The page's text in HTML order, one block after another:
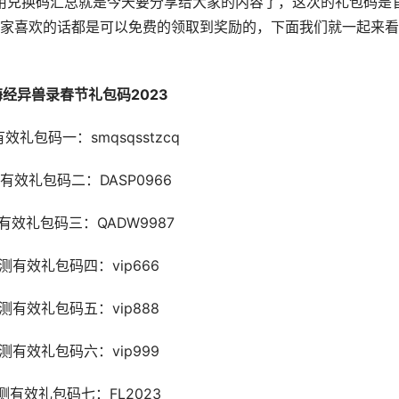
喜欢的话都是可以免费的领取到奖励的，下面我们就一起来
兽录春节礼包码2023
包码一：smqsqsstzcq
礼包码二：DASP0966
礼包码三：QADW9987
效礼包码四：vip666
效礼包码五：vip888
效礼包码六：vip999
礼包码七：FL2023